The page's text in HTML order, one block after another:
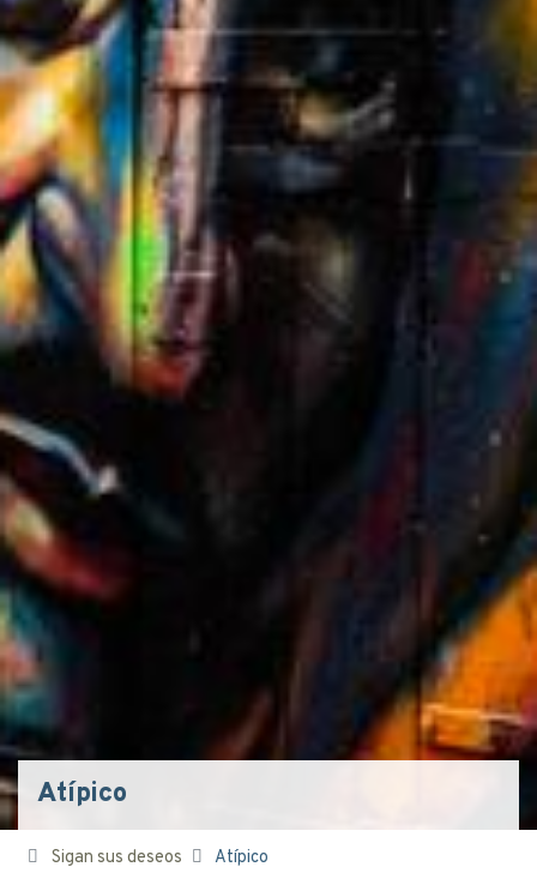
Atípico
Sigan sus deseos Atípico